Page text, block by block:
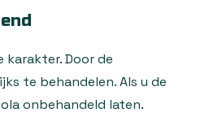
Door de
te behandelen. Als u de
onbehandeld laten.